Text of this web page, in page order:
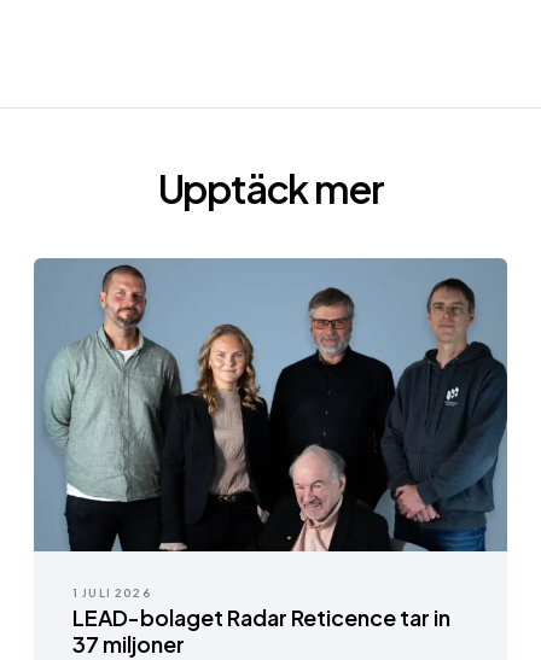
Upptäck mer
1 JULI 2026
LEAD-bolaget Radar Reticence tar in
37 miljoner